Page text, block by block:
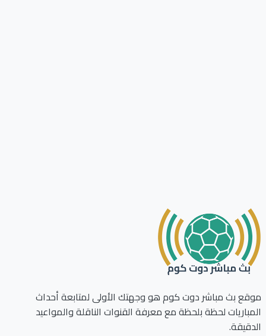
بث مباشر دوت كوم هو وجهتك الأولى لمتابعة أحداث
لحظة بلحظة مع معرفة القنوات الناقلة والمواعيد